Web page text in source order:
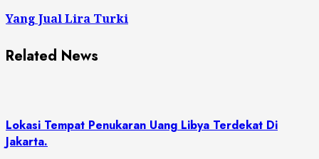
Yang Jual Lira Turki
Related News
Lokasi Tempat Penukaran Uang Libya Terdekat Di
Jakarta.